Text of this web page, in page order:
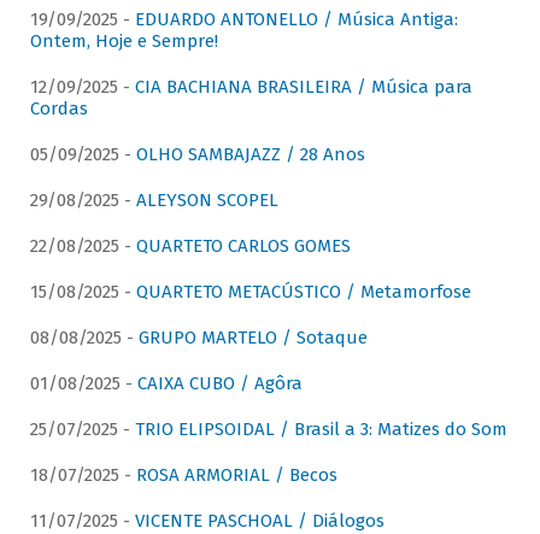
19/09/2025 - EDUARDO ANTONELLO / Música Antiga:
Ontem, Hoje e Sempre!
12/09/2025 - CIA BACHIANA BRASILEIRA / Música para
Cordas
05/09/2025 - OLHO SAMBAJAZZ / 28 Anos
29/08/2025 - ALEYSON SCOPEL
22/08/2025 - QUARTETO CARLOS GOMES
15/08/2025 - QUARTETO METACÚSTICO / Metamorfose
08/08/2025 - GRUPO MARTELO / Sotaque
01/08/2025 - CAIXA CUBO / Agôra
25/07/2025 - TRIO ELIPSOIDAL / Brasil a 3: Matizes do Som
18/07/2025 - ROSA ARMORIAL / Becos
11/07/2025 - VICENTE PASCHOAL / Diálogos